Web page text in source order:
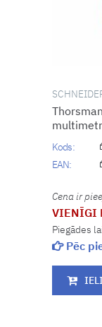
Kods:
EAN:
Cena ir
VIENĪGI
Piegādes
Pēc